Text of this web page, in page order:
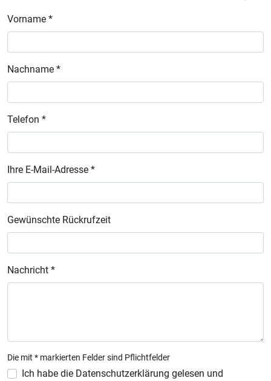
Vorname *
Nachname *
Telefon *
Ihre E-Mail-Adresse *
Gewünschte Rückrufzeit
Nachricht *
Die mit * markierten Felder sind Pflichtfelder
Ich habe die Datenschutzerklärung gelesen und